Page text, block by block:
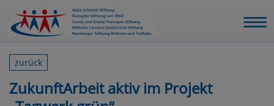
zurück
ZukunftArbeit aktiv im Projekt